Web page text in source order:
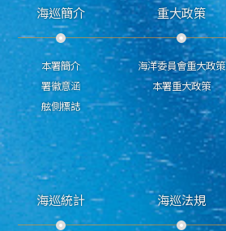
海巡簡介
本署簡介
署徽意涵
舷側標誌
重大政策
海洋委員會重大政策
本署重大政策
海巡統計 海巡法規